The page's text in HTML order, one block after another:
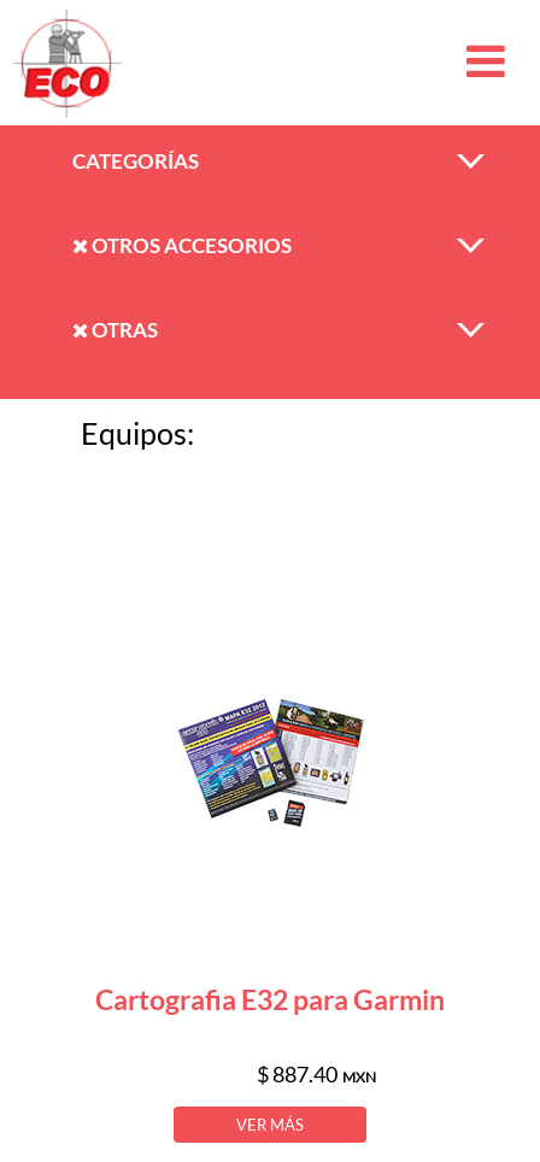
CATEGORÍAS
OTROS ACCESORIOS
OTRAS
Equipos:
Cartografia E32 para Garmin
$ 887.40 MXN
VER MÁS